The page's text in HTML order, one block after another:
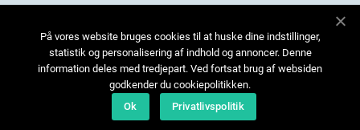
Kontakt os
Sitemap
På vores website bruges cookies til at huske dine indstillinger,
statistik og personalisering af indhold og annoncer. Denne
information deles med tredjepart. Ved fortsat brug af websiden
godkender du cookiepolitikken.
Ok
Privatlivspolitik